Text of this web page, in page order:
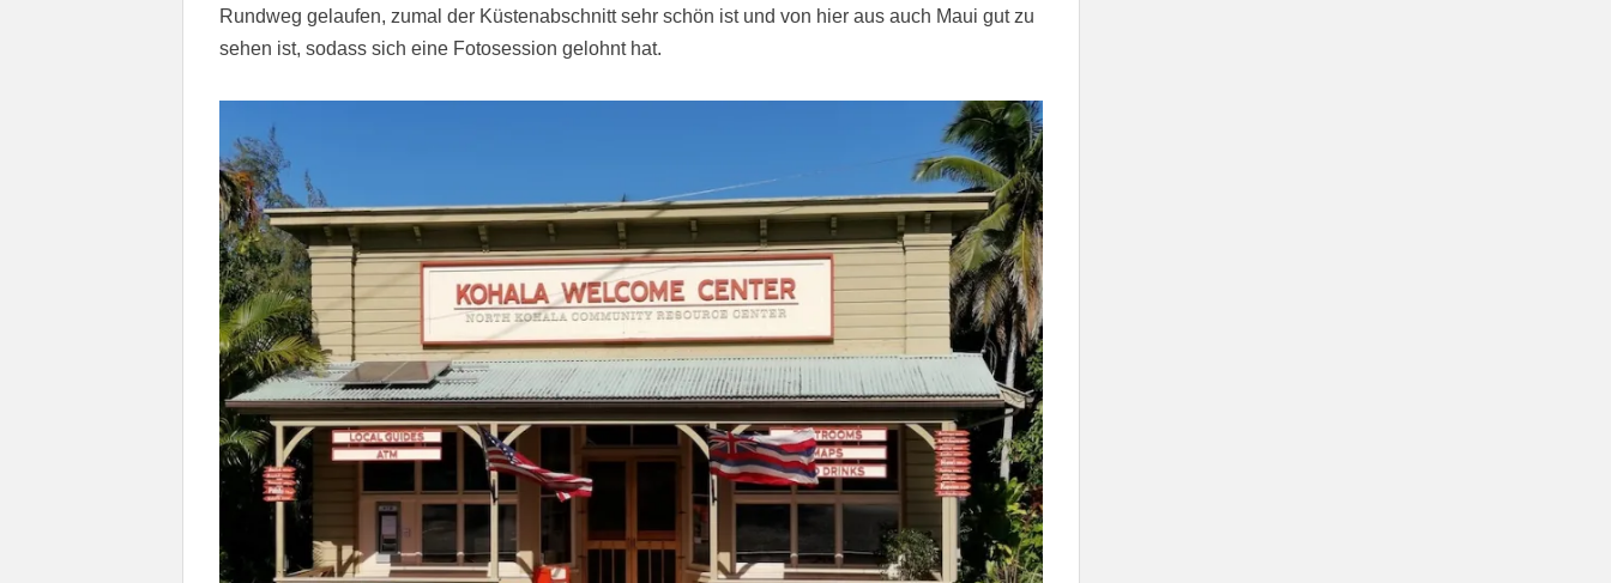
Rundweg gelaufen, zumal der Küstenabschnitt sehr schön ist und von hier aus auch Maui gut zu
sehen ist, sodass sich eine Fotosession gelohnt hat.